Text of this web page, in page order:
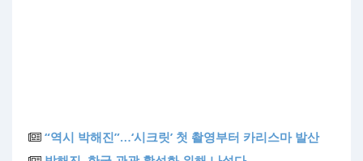
“역시 박해진”…‘시크릿’ 첫 촬영부터 카리스마 발산